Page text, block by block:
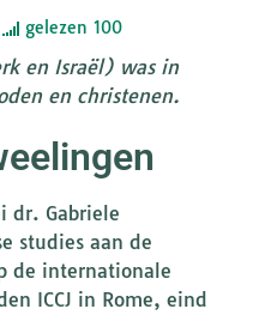
gelezen 100
en Israël) was in
en christenen.
dr. Gabriele
studies aan de
de internationale
ICCJ in Rome, eind